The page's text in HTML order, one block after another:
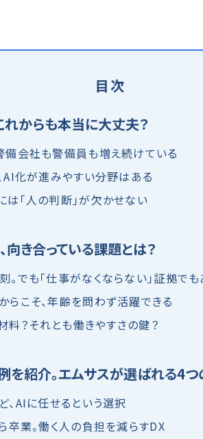
目次
れからも本当に大丈夫？
備会社も警備員も増え続けている
化が進みやすい分野はある
「人の判断」が欠かせない
き合っている課題とは？
でも「仕事がなくならない」証拠でも
こそ、年齢を問わず活躍できる
？それとも働きやすさの鍵？
を紹介。エムサスが選ばれる4
AIに任せるという選択
卒業。働く人の負担を減らすDX